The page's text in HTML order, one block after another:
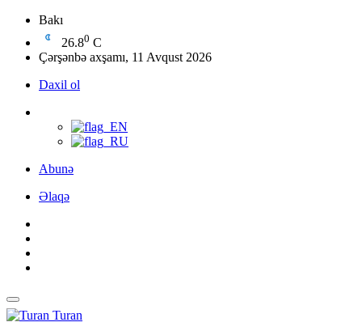
Bakı
26.80 C
Çərşənbə axşamı, 11 Avqust 2026
Daxil ol
Abunə
Əlaqə
Turan